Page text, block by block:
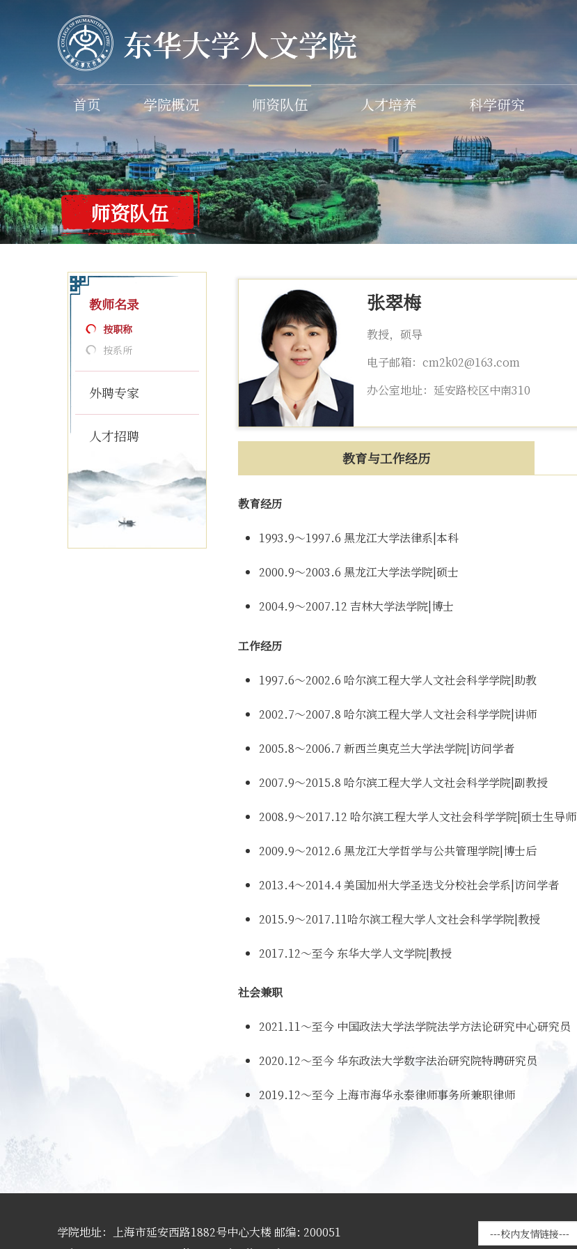
首页 学院概况 师资队伍 人才培养 科学研究
师资队伍
教师名录
按职称
按系所
外聘专家
人才招聘
张翠梅
教授，硕导
电子邮箱：cm2k02@163.com
办公室地址：延安路校区中南310
教育与工作经历
教育经历
1993.9～1997.6 黑龙江大学法律系|本科
2000.9～2003.6 黑龙江大学法学院|硕士
2004.9～2007.12 吉林大学法学院|博士
工作经历
1997.6～2002.6 哈尔滨工程大学人文社会科学学院|助教
2002.7～2007.8 哈尔滨工程大学人文社会科学学院|讲师
2005.8～2006.7 新西兰奥克兰大学法学院|访问学者
2007.9～2015.8 哈尔滨工程大学人文社会科学学院|副教授
2008.9～2017.12 哈尔滨工程大学人文社会科学学院|硕士生导师
2009.9～2012.6 黑龙江大学哲学与公共管理学院|博士后
2013.4～2014.4 美国加州大学圣迭戈分校社会学系|访问学者
2015.9～2017.11哈尔滨工程大学人文社会科学学院|教授
2017.12～至今 东华大学人文学院|教授
社会兼职
2021.11～至今 中国政法大学法学院法学方法论研究中心研究员
2020.12～至今 华东政法大学数字法治研究院特聘研究员
2019.12～至今 上海市海华永泰律师事务所兼职律师
学院地址：上海市延安西路1882号中心大楼 邮编: 200051